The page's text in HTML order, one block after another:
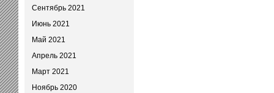
Сентябрь 2021
Июнь 2021
Май 2021
Апрель 2021
Март 2021
Ноябрь 2020